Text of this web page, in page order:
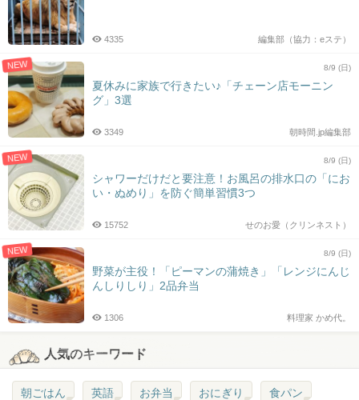
編集部（協力：eステ）
4335
NEW 8/9 (日)
夏休みに家族で行きたい♪「チェーン店モーニン
グ」3選
朝時間.jp編集部
3349
NEW 8/9 (日)
シャワーだけだと要注意！お風呂の排水口の「にお
い・ぬめり」を防ぐ簡単習慣3つ
せのお愛（クリンネスト）
15752
NEW 8/9 (日)
野菜が主役！「ピーマンの蒲焼き」「レンジにんじ
んしりしり」2品弁当
料理家 かめ代。
1306
人気のキーワード
朝ごはん 英語 お弁当 おにぎり 食パン